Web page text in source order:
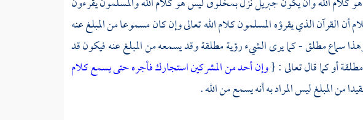
أن القرآن الذي يقرؤه المسلمون كلام الله تعالى وإن كان مسموعا من المبلغ عنه
سماع مطلق - كما يرى الشيء رؤية مطلقة وقد يسمعه من المبلغ عنه فيكون قد
أو كما قال تعالى : {وإن أحد من المشركين استجارك فأجره حتى يسمع كلام
المبلغ ليس المراد به أنه يسمع من الله .